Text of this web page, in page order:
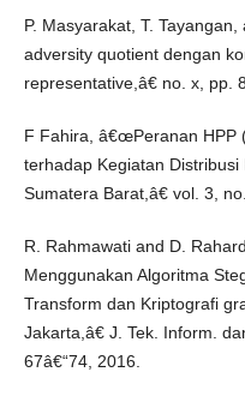
P. Masyarakat, T.
adversity quotient dengan
representative,â€ no. x, pp.
F Fahira, â€œPeranan HPP
terhadap Kegiatan
Sumatera Barat,â€ vol. 3,
R. Rahmawati and D.
Menggunakan Algoritma
Transform dan Kriptografi
Jakarta,â€ J. Tek. Inform.
67â€“74, 2016.